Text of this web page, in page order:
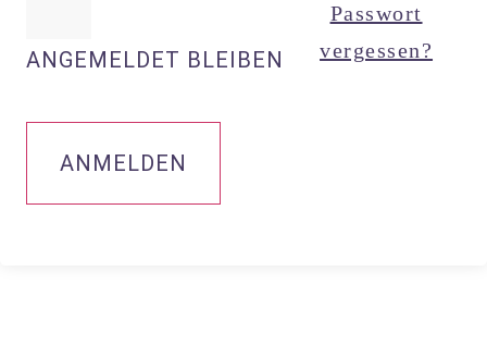
ANGEMELDET BLEIBEN
Passwort
vergessen?
ANMELDEN